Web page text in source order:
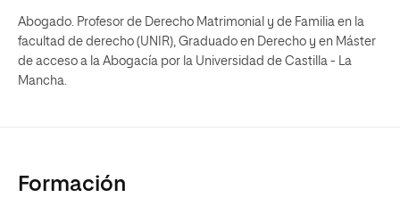
Abogado. Profesor de Derecho Matrimonial y de Familia en la
facultad de derecho (UNIR), Graduado en Derecho y en Máster
de acceso a la Abogacía por la Universidad de Castilla - La
Mancha.
Formación